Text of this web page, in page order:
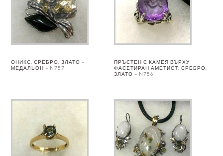
ОНИКС, СРЕБРО, ЗЛАТО –
МЕДАЛЬОН – N757
ПРЪСТЕН С КАМЕЯ ВЪРХУ
ФАСЕТИРАН АМЕТИСТ, СРЕБРО,
ЗЛАТО – N756